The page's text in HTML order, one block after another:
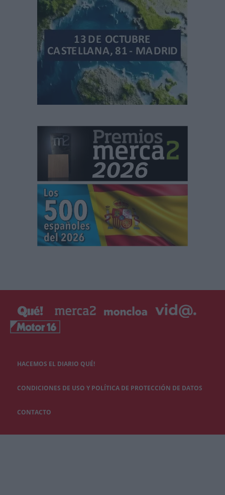
HACEMOS EL DIARIO QUÉ!
CONDICIONES DE USO Y POLÍTICA DE PROTECCIÓN DE DATOS
CONTACTO